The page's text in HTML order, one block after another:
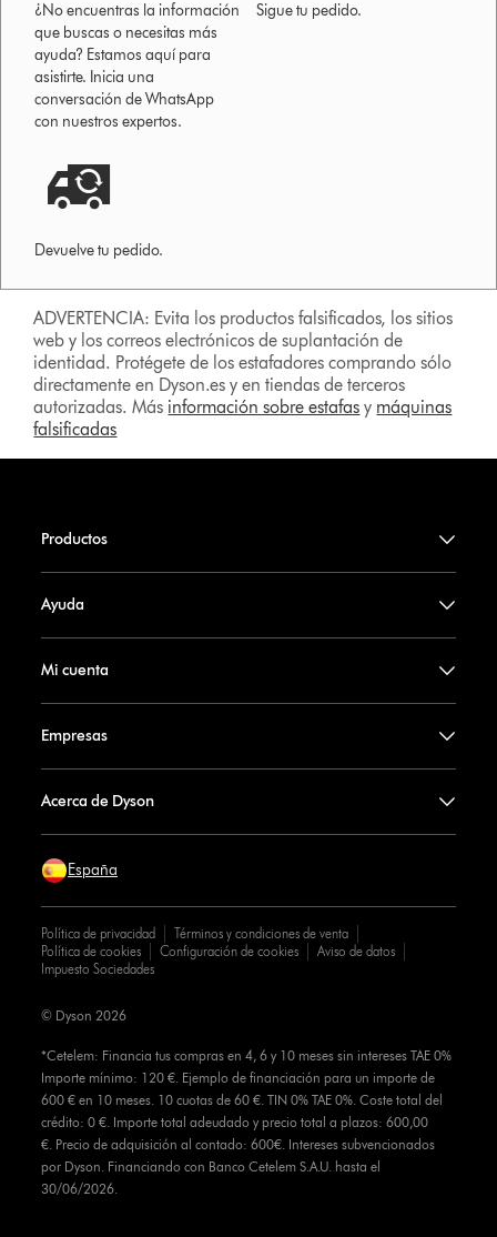
¿No encuentras la información
que buscas o necesitas más
ayuda? Estamos aquí para
asistirte. Inicia una
conversación de WhatsApp
con nuestros expertos.
Sigue tu pedido.
Devuelve tu pedido.
ADVERTENCIA: Evita los productos falsificados, los sitios
web y los correos electrónicos de suplantación de
identidad. Protégete de los estafadores comprando sólo
directamente en Dyson.es y en tiendas de terceros
autorizadas. Más información sobre estafas y máquinas
falsificadas
Productos
Ayuda
Mi cuenta
Empresas
Acerca de Dyson
España
Política de privacidad
Términos y condiciones de venta
Política de cookies
Configuración de cookies
Aviso de datos
Impuesto Sociedades
*Cetelem: Financia tus compras en 4, 6 y 10 meses sin intereses TAE 0%
Importe mínimo: 120 €. Ejemplo de financiación para un importe de
600 € en 10 meses. 10 cuotas de 60 €. TIN 0% TAE 0%. Coste total del
crédito: 0 €. Importe total adeudado y precio total a plazos: 600,00
€. Precio de adquisición al contado: 600€. Intereses subvencionados
por Dyson. Financiando con Banco Cetelem S.A.U. hasta el
30/06/2026.
© Dyson 2026